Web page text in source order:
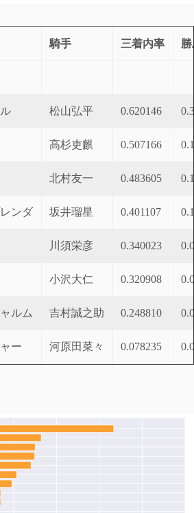
騎手 三着内率
松山弘平 0.620146
高杉吏麒 0.507166
北村友一 0.483605
ンダ 坂井瑠星 0.401107
川須栄彦 0.340023
小沢大仁 0.320908
ルム 吉村誠之助 0.248810
ー 河原田菜々 0.078235